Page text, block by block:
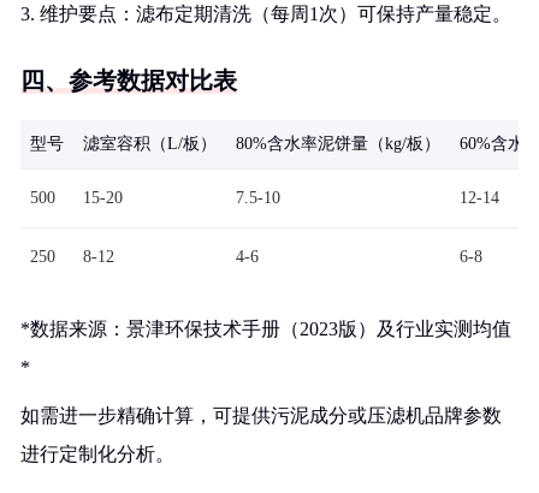
3. 维护要点：滤布定期清洗（每周1次）可保持产量稳定。
四、参考数据对比表
型号 滤室容积（L/板） 80%含水率泥饼量（kg/板） 60%含水
500 15-20 7.5-10 12-14
250 8-12 4-6 6-8
*数据来源：景津环保技术手册（2023版）及行业实测均值
*
如需进一步精确计算，可提供污泥成分或压滤机品牌参数
进行定制化分析。